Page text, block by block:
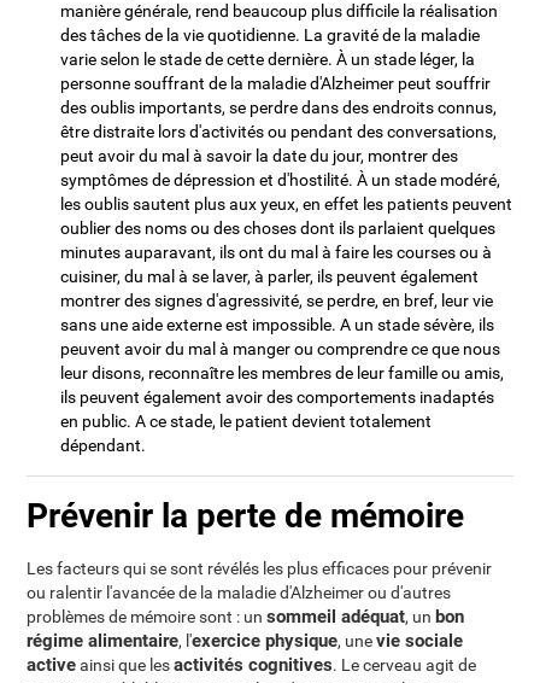
manière générale, rend beaucoup plus difficile la réalisation
des tâches de la vie quotidienne. La gravité de la maladie
varie selon le stade de cette dernière. À un stade léger, la
personne souffrant de la maladie d'Alzheimer peut souffrir
des oublis importants, se perdre dans des endroits connus,
être distraite lors d'activités ou pendant des conversations,
peut avoir du mal à savoir la date du jour, montrer des
symptômes de dépression et d'hostilité. À un stade modéré,
les oublis sautent plus aux yeux, en effet les patients peuvent
oublier des noms ou des choses dont ils parlaient quelques
minutes auparavant, ils ont du mal à faire les courses ou à
cuisiner, du mal à se laver, à parler, ils peuvent également
montrer des signes d'agressivité, se perdre, en bref, leur vie
sans une aide externe est impossible. A un stade sévère, ils
peuvent avoir du mal à manger ou comprendre ce que nous
leur disons, reconnaître les membres de leur famille ou amis,
ils peuvent également avoir des comportements inadaptés
en public. A ce stade, le patient devient totalement
dépendant.
Prévenir la perte de mémoire
Les facteurs qui se sont révélés les plus efficaces pour prévenir
ou ralentir l'avancée de la maladie d'Alzheimer ou d'autres
problèmes de mémoire sont : unsommeil adéquat, un bon
régime alimentaire, l'exercice physique, unevie sociale
activeainsi que lesactivités cognitives. Le cerveau agit de